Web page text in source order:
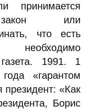
принимается
закон или
что есть
необходимо
1991. 1
«гарантом
президент: «Как
Борис